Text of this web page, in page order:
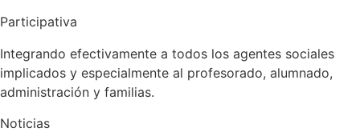
Participativa
Integrando efectivamente a todos los agentes sociales
implicados y especialmente al profesorado, alumnado,
administración y familias.
Noticias